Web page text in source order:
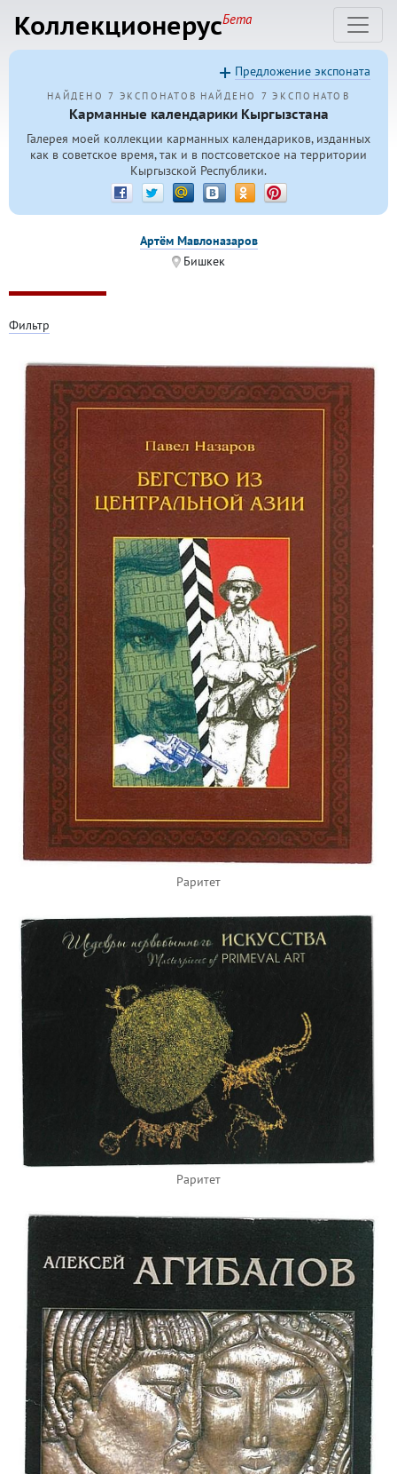
КоллекционерусБета
НАЙДЕНО 7 ЭКСПОНАТОВ НАЙДЕНО 7 ЭКСПОНАТОВ
Карманные календарики Кыргызстана
Галерея моей коллекции карманных календариков, изданных
как в советское время, так и в постсоветское на территории
Кыргызской Республики.
Предложение экспоната
Артём Мавлоназаров
Бишкек
Раритет
Раритет
Фильтр